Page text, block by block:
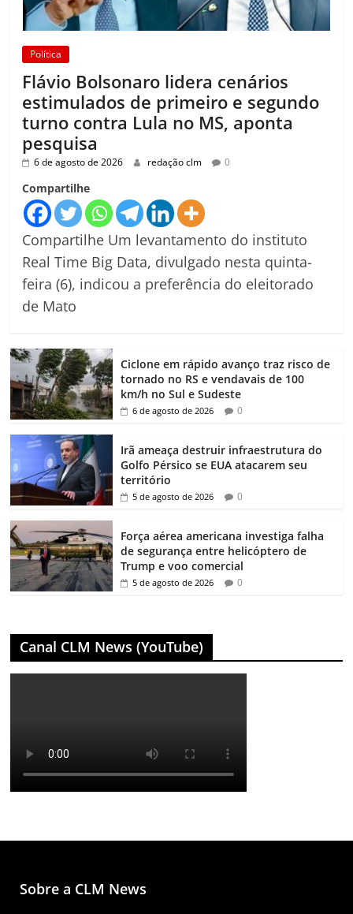
Política
Flávio Bolsonaro lidera cenários
estimulados de primeiro e segundo
turno contra Lula no MS, aponta
pesquisa
6 de agosto de 2026 redação clm 0
Compartilhe
Compartilhe Um levantamento do instituto
Real Time Big Data, divulgado nesta quinta-
feira (6), indicou a preferência do eleitorado
de Mato
Ciclone em rápido avanço traz risco de
tornado no RS e vendavais de 100
km/h no Sul e Sudeste
6 de agosto de 2026 0
Irã ameaça destruir infraestrutura do
Golfo Pérsico se EUA atacarem seu
território
5 de agosto de 2026 0
Força aérea americana investiga falha
de segurança entre helicóptero de
Trump e voo comercial
5 de agosto de 2026 0
Canal CLM News (YouTube)
Sobre a CLM News